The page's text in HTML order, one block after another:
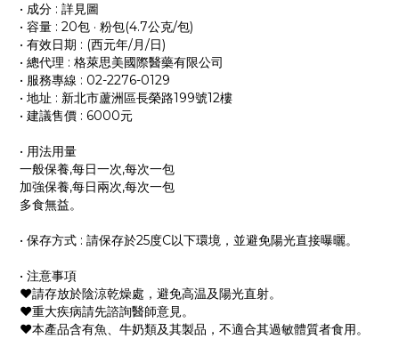
• 成分 : 詳見圖
• 容量 : 20包 · 粉包(4.7公克/包)
• 有效日期 : (西元年/月/日)
• 總代理 : 格萊思美國際醫藥有限公司
• 服務專線 : 02-2276-0129
• 地址 : 新北市蘆洲區長榮路199號12樓
• 建議售價 : 6000元
• 用法用量
一般保養,每日一次,每次一包
加強保養,每日兩次,每次一包
多食無益。
• 保存方式 : 請保存於25度C以下環境，並避免陽光直接曝曬。
• 注意事項
❤︎請存放於陰涼乾燥處，避免高温及陽光直射。
❤︎重大疾病請先諮詢醫師意見。
❤︎本產品含有魚、牛奶類及其製品，不適合其過敏體質者食用。